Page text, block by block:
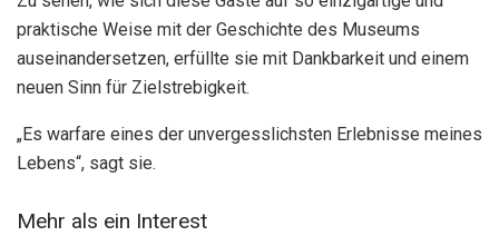
praktische Weise mit der Geschichte des Museums
auseinandersetzen, erfüllte sie mit Dankbarkeit und einem
neuen Sinn für Zielstrebigkeit.
„Es warfare eines der unvergesslichsten Erlebnisse meines
Lebens“, sagt sie.
Mehr als ein Interest